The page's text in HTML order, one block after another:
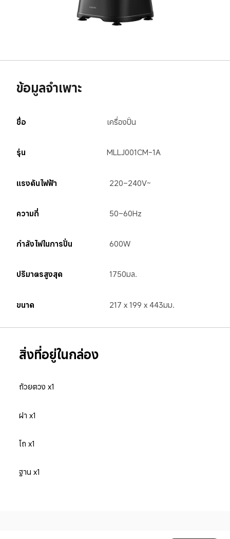
ข้อมูลจำเพาะ
ชื่อ เครื่องปั่น
รุ่น MLLJ001CM-1A
แรงดันไฟฟ้า 220–240V~
ความถี่ 50–60Hz
กำลังไฟในการปั่น 600W
ปริมาตรสูงสุด 1750มล.
ขนาด 217 x 199 x 443มม.
สิ่งที่อยู่ในกล่อง
ถ้วยตวง x1
ฝา x1
โถ x1
ฐาน x1